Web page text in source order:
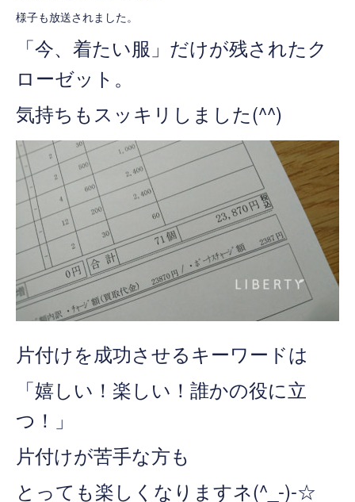
様子も放送されました。
「今、着たい服」だけが残されたク
ローゼット。
気持ちもスッキリしました(^^)
片付けを成功させるキーワードは
「嬉しい！楽しい！誰かの役に立
つ！」
片付けが苦手な方も
とっても楽しくなりますネ(^_-)-☆